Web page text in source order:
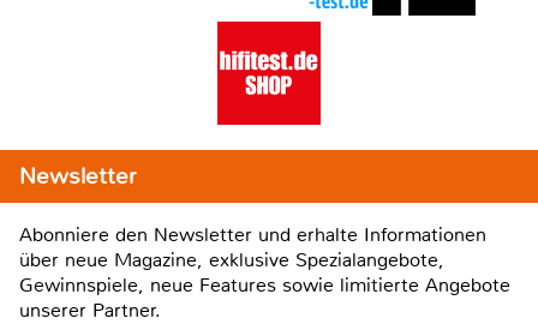
Newsletter
Abonniere den Newsletter und erhalte Informationen
über neue Magazine, exklusive Spezialangebote,
Gewinnspiele, neue Features sowie limitierte Angebote
unserer Partner.